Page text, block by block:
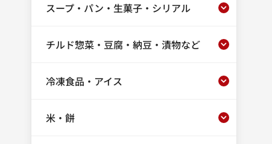
スープ・パン・生菓子・シリアル
チルド惣菜・豆腐・納豆・漬物など
冷凍食品・アイス
米・餅